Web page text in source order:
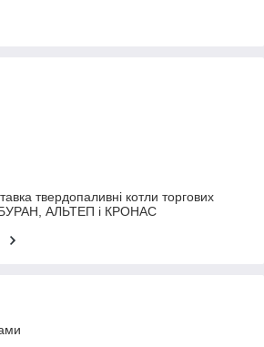
твердопаливні котли торгових
АЛЬТЕП і КРОНАС